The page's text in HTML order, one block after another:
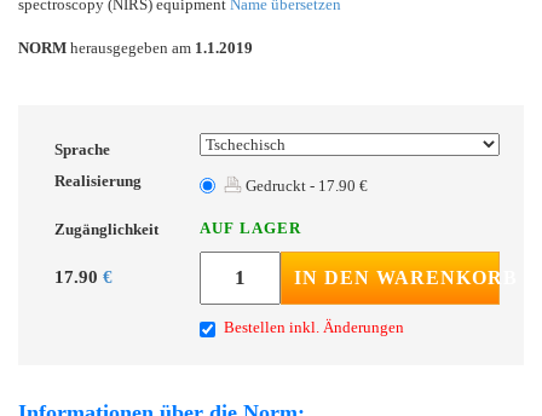
spectroscopy (NIRS) equipment Name übersetzen
NORM herausgegeben am 1.1.2019
Sprache
Realisierung
Gedruckt - 17.90 €
Zugänglichkeit AUF LAGER
17.90 € IN DEN WARENKORB
Bestellen inkl. Änderungen